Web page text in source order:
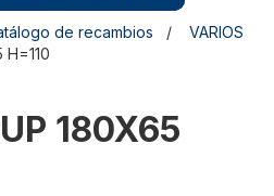
de recambios
VARIOS
H=110
180X65